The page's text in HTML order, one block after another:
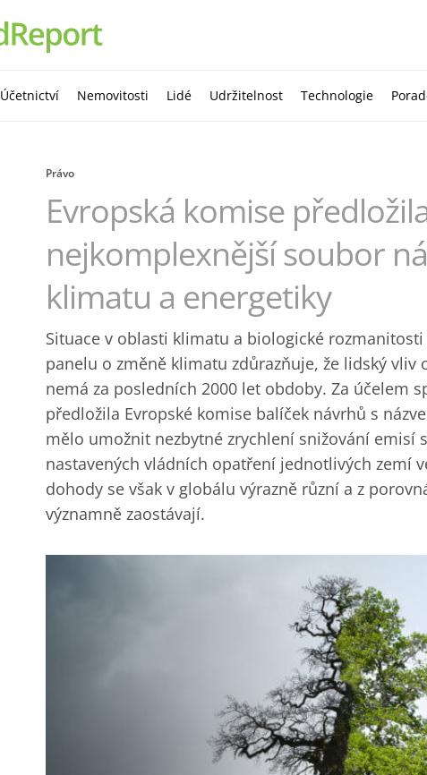
Účetnictví Nemovitosti Lidé Udržitelnost Technologie
Právo
Evropská komise
nejkomplexnější soubor
klimatu a energetiky
Situace v oblasti klimatu a biologické
panelu o změně klimatu zdůrazňuje, že lidský
nemá za posledních 2000 let obdoby. Za účelem
předložila Evropské komise balíček návrhů s
mělo umožnit nezbytné zrychlení snižování emisí
nastavených vládních opatření jednotlivých zemí
dohody se však v globálu výrazně různí a z
významně zaostávají.